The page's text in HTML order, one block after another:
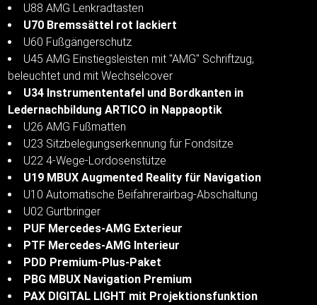
U88 AMG Lenkradtasten
U70 Bremssättel rot lackiert
U60 Fußgängerschutz
U45 AMG Einstiegsleisten mit "AMG" Schriftzug,
beleuchtet und mit Wechselcover
U34 Instrumententafel und Bordkanten in
Ledernachbildung ARTICO in Nappaoptik
U26 AMG Fußmatten
U23 Sitzbelegungserkennung für Fondsitze
U22 4-Wege-Lordosenstütze
U19 MBUX Augmented Reality für Navigation
U10 Automatische Beifahrerairbag-Abschaltung
U02 Gurtbringer
PUF Mercedes-AMG Exterieur
PTF Mercedes-AMG Interieur
PDD Premium-Plus-Paket
PBG MBUX Navigation Premium
PAX DIGITAL LIGHT mit Projektionsfunktion